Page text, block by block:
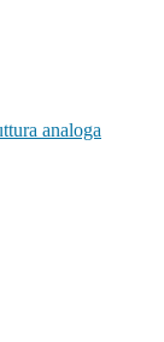
analoga